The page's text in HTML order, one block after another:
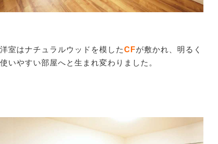
洋室はナチュラルウッドを模したCFが敷かれ、明るく
使いやすい部屋へと生まれ変わりました。